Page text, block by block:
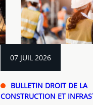
07 JUIL 2026
BULLETIN DROIT DE LA
CONSTRUCTION ET